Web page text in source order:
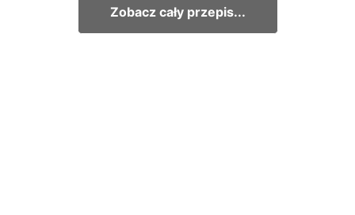
Zobacz cały przepis...